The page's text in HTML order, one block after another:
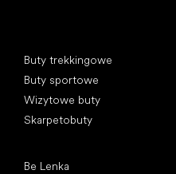
Buty trekkingowe
Buty sportowe
Wizytowe buty
Skarpetobuty
Be Lenka